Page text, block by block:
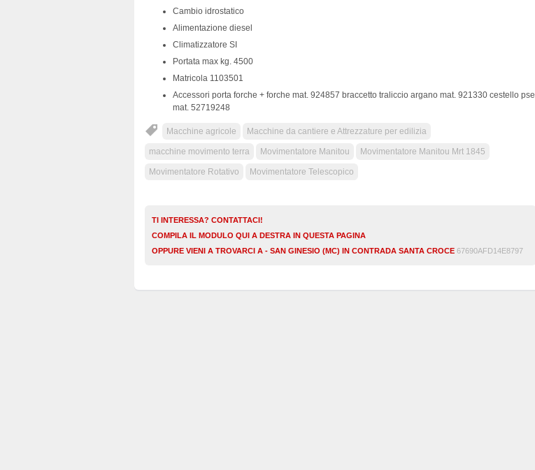
Cambio idrostatico
Alimentazione diesel
Climatizzatore SI
Portata max kg. 4500
Matricola 1103501
Accessori porta forche + forche mat. 924857 braccetto traliccio argano mat. 921330 cestello pse
mat. 52719248
Macchine agricole Macchine da cantiere e Attrezzature per edilizia
macchine movimento terra Movimentatore Manitou Movimentatore Manitou Mrt 1845
Movimentatore Rotativo Movimentatore Telescopico
TI INTERESSA? CONTATTACI!
COMPILA IL MODULO QUI A DESTRA IN QUESTA PAGINA
OPPURE VIENI A TROVARCI A - SAN GINESIO (MC) IN CONTRADA SANTA CROCE 67690AFD14E8797